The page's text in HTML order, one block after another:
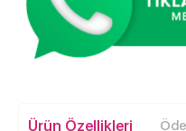
Ürün Özellikleri